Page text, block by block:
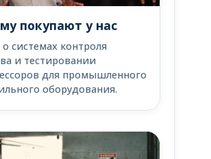
покупают у нас
системах контроля
и тестировании
для промышленного
оборудования.